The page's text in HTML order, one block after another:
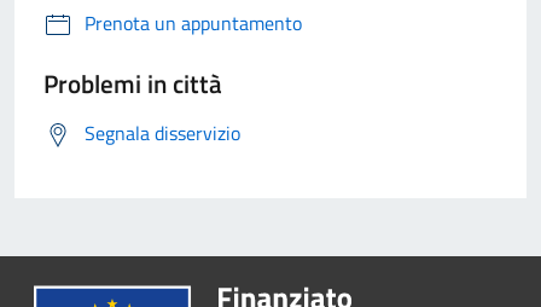
Prenota un appuntamento
Problemi in città
Segnala disservizio